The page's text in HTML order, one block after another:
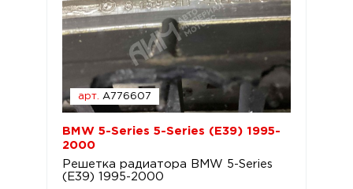
арт. A776607
BMW 5-Series 5-Series (E39) 1995-
2000
Решетка радиатора BMW 5-Series
(E39) 1995-2000